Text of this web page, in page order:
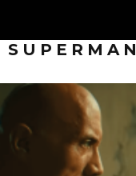
SUPERMAN